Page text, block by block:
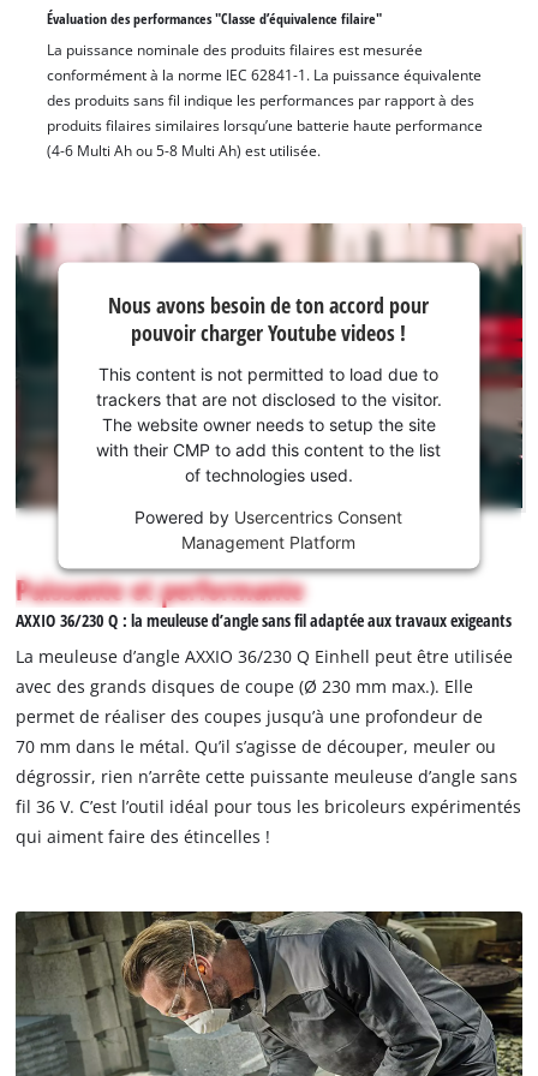
Évaluation des performances "Classe d’équivalence filaire"
La puissance nominale des produits filaires est mesurée
conformément à la norme IEC 62841-1. La puissance équivalente
des produits sans fil indique les performances par rapport à des
produits filaires similaires lorsqu’une batterie haute performance
(4-6 Multi Ah ou 5-8 Multi Ah) est utilisée.
Nous
de ton
pouvoir
Youtube
This
content
is
not
permitted
load
due
to
trackers
that
the
visitor.
The
website
owner
Nous avons besoin de ton accord pour
pouvoir charger Youtube videos !
This content is not permitted to load due to
trackers that are not disclosed to the visitor.
The website owner needs to setup the site
with their CMP to add this content to the list
of technologies used.
Powered by Usercentrics Consent
Management Platform
Puissante et performante
AXXIO 36/230 Q : la meuleuse d’angle sans fil adaptée aux travaux exigeants
La meuleuse d’angle AXXIO 36/230 Q Einhell peut être utilisée
avec des grands disques de coupe (Ø 230 mm max.). Elle
permet de réaliser des coupes jusqu’à une profondeur de
70 mm dans le métal. Qu’il s’agisse de découper, meuler ou
dégrossir, rien n’arrête cette puissante meuleuse d’angle sans
fil 36 V. C’est l’outil idéal pour tous les bricoleurs expérimentés
qui aiment faire des étincelles !